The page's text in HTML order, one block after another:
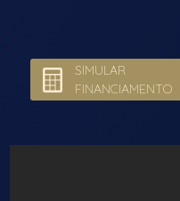
SIMULAR
FINANCIAMENTO